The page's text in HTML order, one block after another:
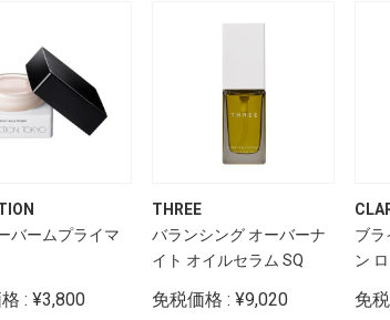
バームプライマ
: ¥3,800
THREE
バランシング オーバーナ
イト オイルセラム SQ
免税価格 : ¥9,020
ブラ
ン
免